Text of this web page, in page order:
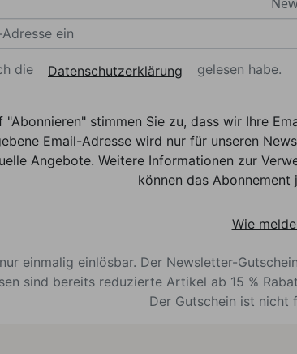
die Datenschutzerklärung gelesen habe.
"Abonnieren" stimmen Sie zu, dass wir Ihre
Email-Adresse wird nur für unseren
Angebote. Weitere Informationen zur
können das
Wie
einmalig einlösbar. Der Newsletter-
sind bereits reduzierte Artikel ab 15 %
Der Gutschein ist nicht